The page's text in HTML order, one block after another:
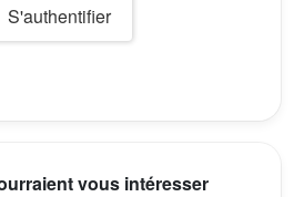
S'authentifier
vous intéresser